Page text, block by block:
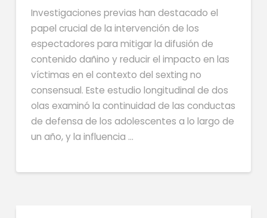
Investigaciones previas han destacado el
papel crucial de la intervención de los
espectadores para mitigar la difusión de
contenido dañino y reducir el impacto en las
víctimas en el contexto del sexting no
consensual. Este estudio longitudinal de dos
olas examinó la continuidad de las conductas
de defensa de los adolescentes a lo largo de
un año, y la influencia …